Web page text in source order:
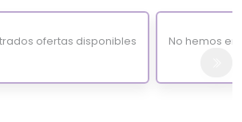
ofertas disponibles No hemos